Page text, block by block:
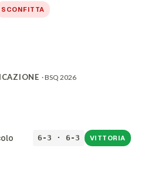
SCONFITTA
· BSQ 2026
6-3 · 6-3 VITTORIA